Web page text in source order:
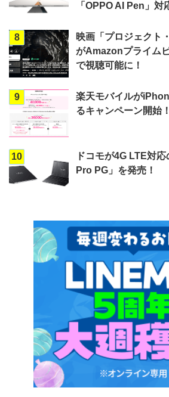
「OPPO AI Pen」対
8
映画「プロジェクト
がAmazonプライム
で視聴可能に！
9
楽天モバイルが
るキャンペーン開始！
10
ドコモが4G LTE対
Pro PG」を発売！